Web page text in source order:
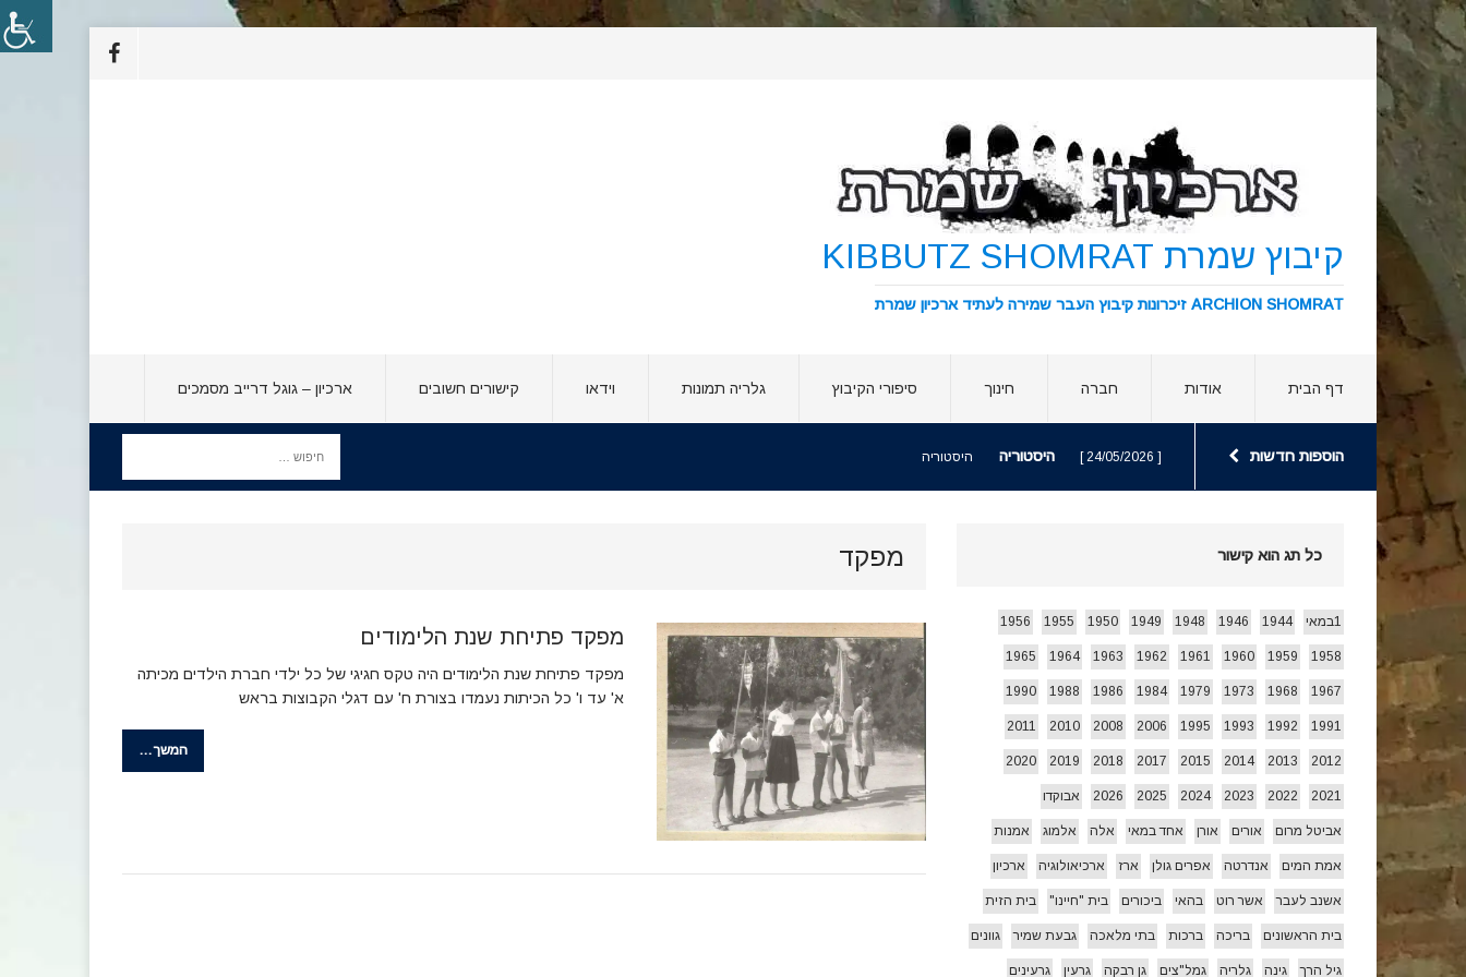
קיבוץ שמרת KIBBUTZ SHOMRAT
ARCHION SHOMRAT זיכרונות קיבוץ העבר שמירה לעתיד ארכיון שמרת
דף הבית אודות חברה חינוך סיפורי הקיבוץ גלריה תמונות וידאו קישורים חשובים ארכיון – גוגל דרייב מסמכים
הוספות חדשות [ 24/05/2026 ] היסטוריה היסטוריה
[ 26/07/2026 ] זרעי קיץ/ היי הג'יפ אורים
מפקד
מפקד פתיחת שנת הלימודים
מפקד פתיחת שנת הלימודים היה טקס חגיגי של כל ילדי חברת הילדים מכיתה
א' עד ו' כל הכיתות נעמדו בצורת ח' עם דגלי הקבוצות בראש
המשך…
כל תג הוא קישור
1במאי 1944
1946
1948
1949
1950
1955
1956
1958
1959
1960
1961
1962
1963
1964
1965
1967
1968
1973
1979
1984
1986
1988
1990
1991
1992
1993
1995
2006
2008
2010
2011
2012
2013
2014
2015
2017
2018
2019
2020
2021
2022
2023
2024
2025
2026 אבוקדו
אביטל מרום אורים אורן אחד במאי אלה אלמוג אמנות
אמת המים אנדרטה אפרים גולן ארז ארכיאולוגיה ארכיון
אשנב לעבר אשר רוט בהאי ביכורים בית "חיינו" בית הזית
בית הראשונים בריכה ברכות בתי מלאכה גבעת שמיר גוונים
גיל הרך גינה גלריה גמל"צים גן רבקה גרעין גרעינים